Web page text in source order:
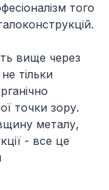
того
вище через
тільки
точки зору.
металу,
- все це